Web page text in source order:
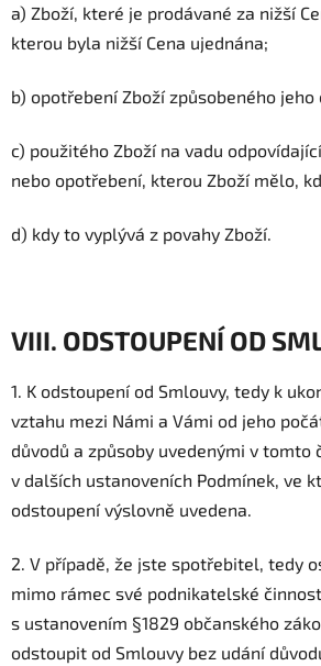
a) Zboží, které je prodávané za nižší
kterou byla nižší Cena ujednána;
b) opotřebení Zboží způsobeného
c) použitého Zboží na vadu
nebo opotřebení, kterou Zboží mělo,
d) kdy to vyplývá z povahy Zboží.
VIII. ODSTOUPENÍ OD
1. K odstoupení od Smlouvy, tedy k
vztahu mezi Námi a Vámi od jeho
důvodů a způsoby uvedenými v tomto
v dalších ustanoveních Podmínek, ve
odstoupení výslovně uvedena.
2. V případě, že jste spotřebitel, tedy
mimo rámec své podnikatelské
s ustanovením §1829 občanského
odstoupit od Smlouvy bez udání